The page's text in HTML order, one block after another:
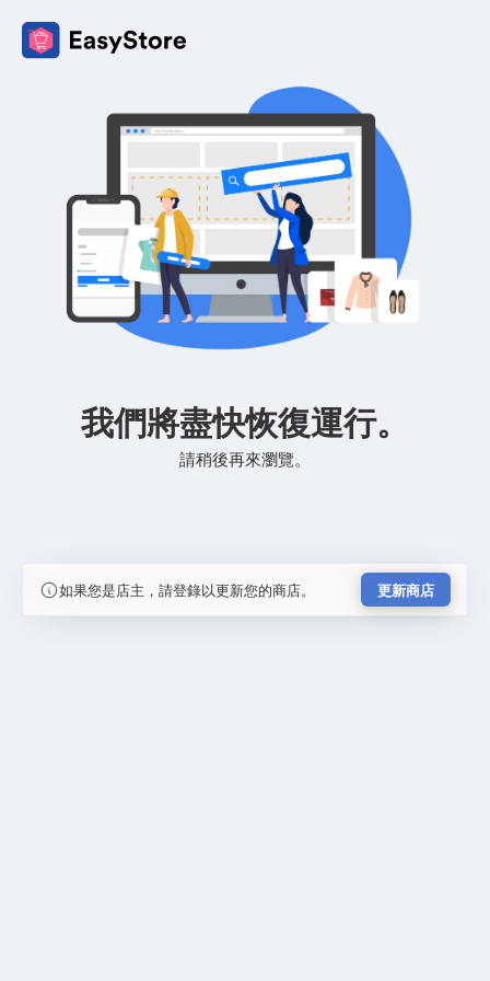
我們將盡快恢復運行。
請稍後再來瀏覽。
如果您是店主，請登錄以更新您的商店。 更新商店